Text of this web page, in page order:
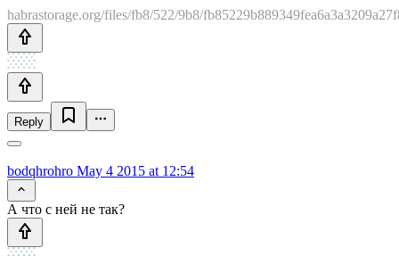
habrastorage.org/files/fb8/522/9b8/
Reply
bodqhrohro May 4 2015 at 12:54
А что с ней не так?